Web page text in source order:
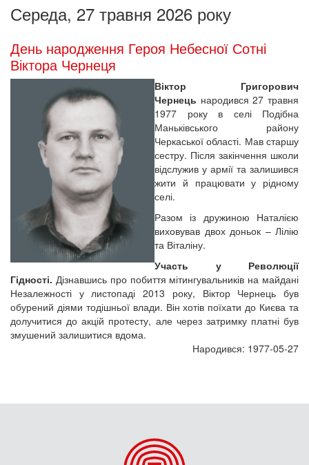
Середа, 27 травня 2026 року
День народження Героя Небесної Сотні
Віктора Чернеця
Віктор Григорович
Чернець народився 27 травня
1977 року в селі Подібна
Маньківського району
Черкаської області. Мав старшу
сестру. Після закінчення школи
відслужив у армії та залишився
жити й працювати у рідному
селі.
Разом із дружиною Наталією
виховував двох доньок – Лілію
та Віталіну.
Участь у Революції
Гідності. Дізнавшись про побиття мітингувальників на майдані
Незалежності у листопаді 2013 року, Віктор Чернець був
обурений діями тодішньої влади. Він хотів поїхати до Києва та
долучитися до акцій протесту, але через затримку платні був
змушений залишитися вдома.
Народився: 1977-05-27